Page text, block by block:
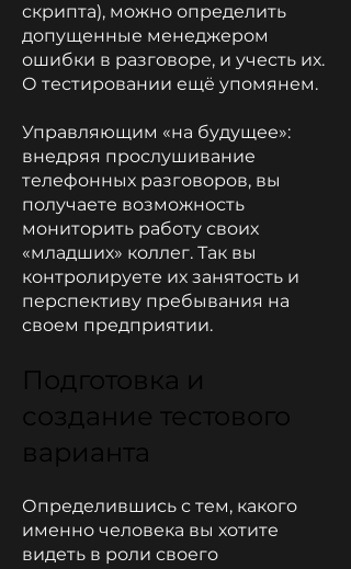
скрипта), можно определить
допущенные менеджером
ошибки в разговоре, и учесть их.
О тестировании ещё упомянем.
Управляющим «на будущее»:
внедряя прослушивание
телефонных разговоров, вы
получаете возможность
мониторить работу своих
«младших» коллег. Так вы
контролируете их занятость и
перспективу пребывания на
своем предприятии.
Подготовка и
создание тестового
варианта
Определившись с тем, какого
именно человека вы хотите
видеть в роли своего